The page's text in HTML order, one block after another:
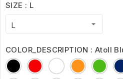
SIZE : L
COLOR_DESCRIPTION : Atoll
BlackRed WhiteOrangekelly
green